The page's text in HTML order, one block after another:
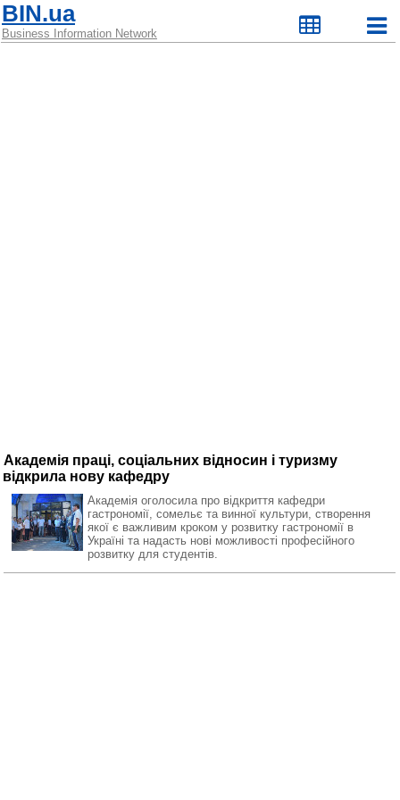
BIN.ua
Business Information Network
Академія праці, соціальних відносин і туризму
відкрила нову кафедру
Академія оголосила про відкриття кафедри
гастрономії, сомельє та винної культури, створення
якої є важливим кроком у розвитку гастрономії в
Україні та надасть нові можливості професійного
розвитку для студентів.